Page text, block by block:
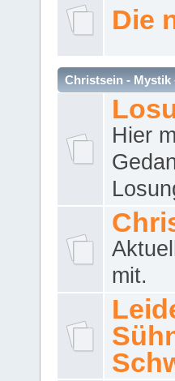
Die
Christsein - Mystik
Hier
mit.